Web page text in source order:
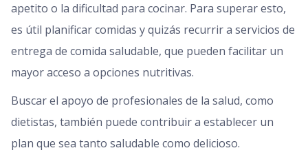
apetito o la dificultad para cocinar. Para superar esto,
es útil planificar comidas y quizás recurrir a servicios de
entrega de comida saludable, que pueden facilitar un
mayor acceso a opciones nutritivas.
Buscar el apoyo de profesionales de la salud, como
dietistas, también puede contribuir a establecer un
plan que sea tanto saludable como delicioso.